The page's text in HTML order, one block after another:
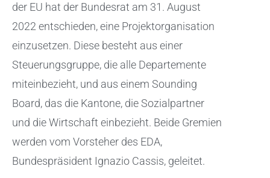
der EU hat der Bundesrat am 31. August
2022 entschieden, eine Projektorganisation
einzusetzen. Diese besteht aus einer
Steuerungsgruppe, die alle Departemente
miteinbezieht, und aus einem Sounding
Board, das die Kantone, die Sozialpartner
und die Wirtschaft einbezieht. Beide Gremien
werden vom Vorsteher des EDA,
Bundespräsident Ignazio Cassis, geleitet.